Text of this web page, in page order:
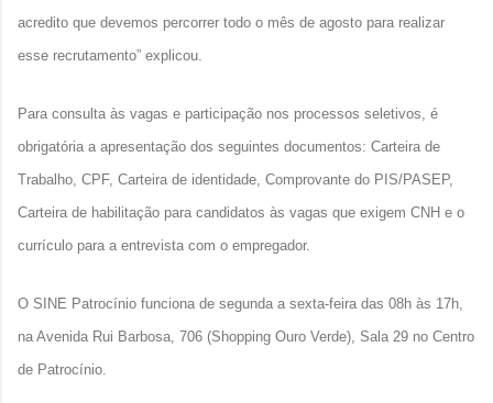
acredito que devemos percorrer todo o mês de agosto para realizar
esse recrutamento” explicou.
Para consulta às vagas e participação nos processos seletivos, é
obrigatória a apresentação dos seguintes documentos: Carteira de
Trabalho, CPF, Carteira de identidade, Comprovante do PIS/PASEP,
Carteira de habilitação para candidatos às vagas que exigem CNH e o
currículo para a entrevista com o empregador.
O SINE Patrocínio funciona de segunda a sexta-feira das 08h às 17h,
na Avenida Rui Barbosa, 706 (Shopping Ouro Verde), Sala 29 no Centro
de Patrocínio.